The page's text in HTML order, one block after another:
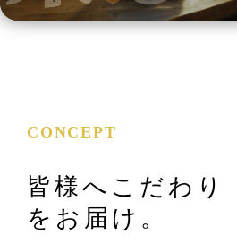
CONCEPT
皆様へこだわり
をお届け。